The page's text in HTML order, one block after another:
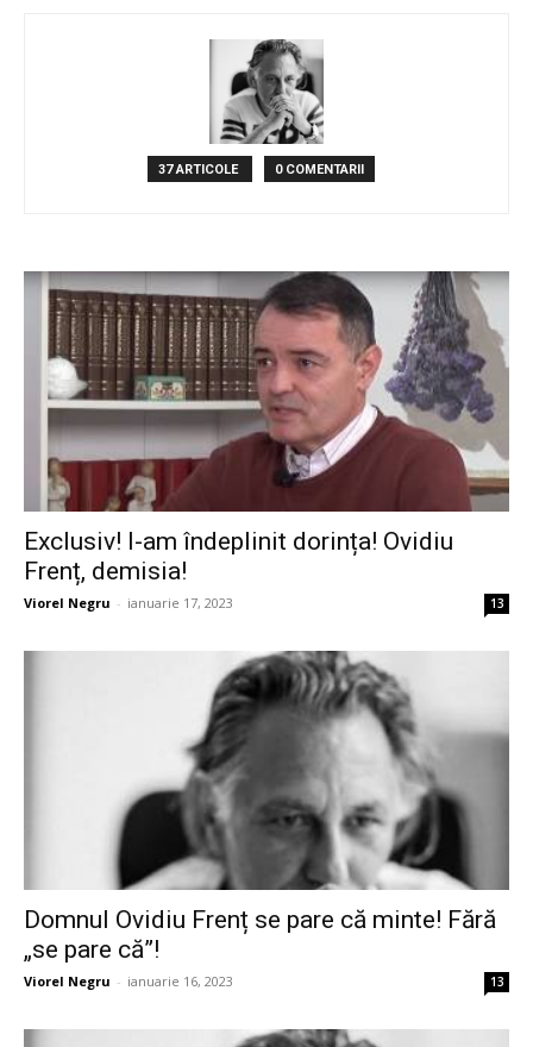
37 ARTICOLE 0 COMENTARII
Exclusiv! I-am îndeplinit dorința! Ovidiu
Frenț, demisia!
Viorel Negru - ianuarie 17, 2023 13
Domnul Ovidiu Frenț se pare că minte! Fără
„se pare că”!
Viorel Negru - ianuarie 16, 2023 13